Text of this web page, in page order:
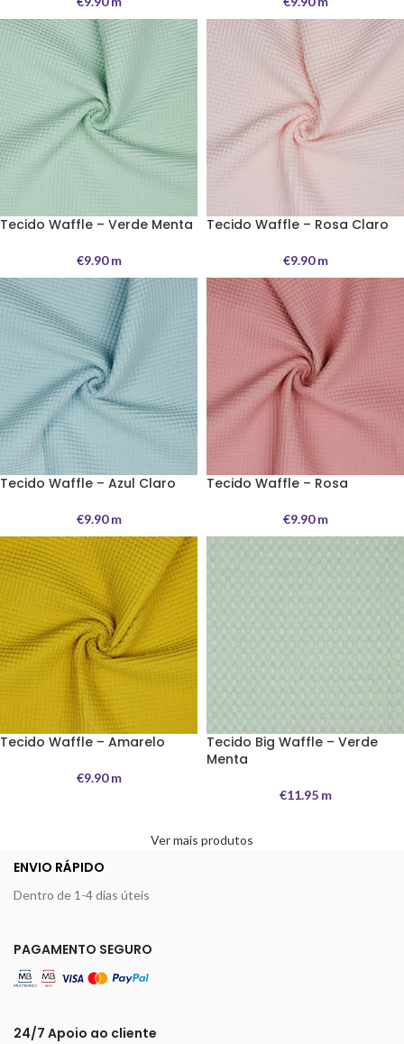
Tecido Waffle – Verde Menta
€9.90m
Tecido Waffle – Rosa Claro
€9.90m
Tecido Waffle – Azul Claro
€9.90m
Tecido Waffle – Rosa
€9.90m
Tecido Waffle – Amarelo
€9.90m
Tecido Big Waffle – Verde
Menta
€11.95m
Ver mais produtos
ENVIO RÁPIDO
Dentro de 1-4 dias úteis
PAGAMENTO SEGURO
24/7 Apoio ao cliente